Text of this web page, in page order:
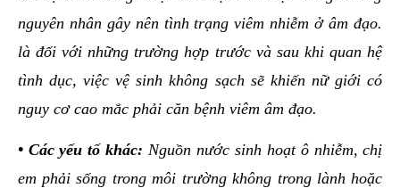
nguyên nhân gây nên tình trạng viêm nhiễm ở âm đạo.
là đối với những trường hợp trước và sau khi quan hệ
tình dục, việc vệ sinh không sạch sẽ khiến nữ giới có
nguy cơ cao mắc phải căn bệnh viêm âm đạo.
• Các yếu tố khác: Nguồn nước sinh hoạt ô nhiễm, chị
em phải sống trong môi trường không trong lành hoặc